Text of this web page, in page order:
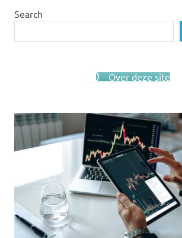
Search
Over deze site